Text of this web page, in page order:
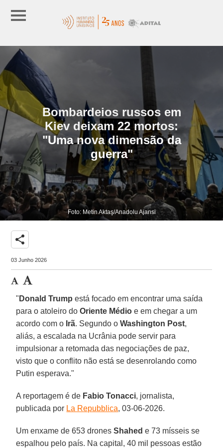
Bombardeios russos em
Kiev deixam 22 mortos:
"Uma nova dimensão da
guerra"
Foto: Metin Aktaş/Anadolu Ajansi
share
03 Junho 2026
" Donald Trump está focado em encontrar uma saída
para o atoleiro doOriente Médio e em chegar a um
acordo com o Irã. Segundo oWashington Post,
aliás, a escalada na Ucrânia pode servir para
impulsionar a retomada das negociações de paz,
visto que o conflito não está se desenrolando como
Putin esperava."
A reportagem é de Fabio Tonacci, jornalista,
publicada por La Repubblica, 03-06-2026.
Um enxame de 653 drones Shahed e 73 mísseis se
espalhou pelo país. Na capital, 40 mil pessoas estão